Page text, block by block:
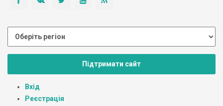
Підтримати сайт
Вхід
Реєстрація